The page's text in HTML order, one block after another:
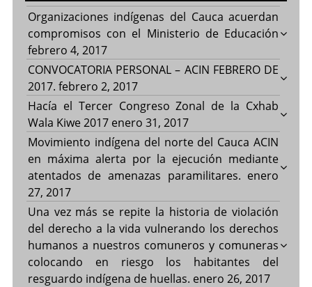
Organizaciones indígenas del Cauca acuerdan
compromisos con el Ministerio de Educación
febrero 4, 2017
CONVOCATORIA PERSONAL – ACIN FEBRERO DE
2017. febrero 2, 2017
Hacía el Tercer Congreso Zonal de la Cxhab
Wala Kiwe 2017 enero 31, 2017
Movimiento indígena del norte del Cauca ACIN
en máxima alerta por la ejecución mediante
atentados de amenazas paramilitares. enero
27, 2017
Una vez más se repite la historia de violación
del derecho a la vida vulnerando los derechos
humanos a nuestros comuneros y comuneras
colocando en riesgo los habitantes del
resguardo indígena de huellas. enero 26, 2017